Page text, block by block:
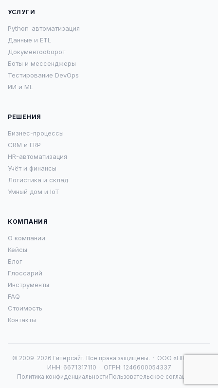
УСЛУГИ
Python-автоматизация
Данные и ETL
Документооборот
Боты и мессенджеры
Тестирование DevOps
ИИ и ML
РЕШЕНИЯ
Бизнес-процессы
CRM и ERP
HR-автоматизация
Учёт и финансы
Логистика и склад
Умный дом и IoT
КОМПАНИЯ
О компании
Кейсы
Блог
Глоссарий
Инструменты
FAQ
Стоимость
Контакты
© 2009–2026 Гиперсайт. Все права защищены. · ООО «НВА 16» ·
ИНН: 6671317110 · ОГРН: 1246600054337
Политика конфиденциальностиПользовательское соглашение